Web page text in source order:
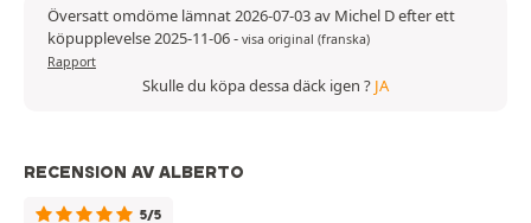
Översatt omdöme lämnat 2026-07-03 av Michel D efter ett
köpupplevelse 2025-11-06- visa original (franska)
Rapport
Skulle du köpa dessa däck igen ? JA
RECENSION AV ALBERTO
5/5